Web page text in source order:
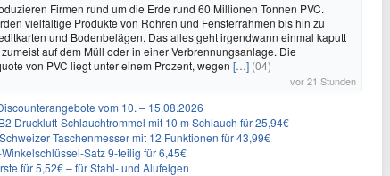
Firmen rund um die Erde rund 60 Millionen Tonnen PVC.
vielfältige Produkte von Rohren und Fensterrahmen bis hin zu
und Bodenbelägen. Das alles geht irgendwann einmal kaputt
auf dem Müll oder in einer Verbrennungsanlage. Die
von PVC liegt unter einem Prozent, wegen […] (04)
vor 21 Stunden
vom 10. – 15.08.2026
Druckluft-Schlauchtrommel mit 10 m Schlauch für 25,94€
Taschenmesser mit 12 Funktionen für 43,99€
Satz 9-teilig für 6,45€
für 5,52€ – für Stahl- und Alufelgen